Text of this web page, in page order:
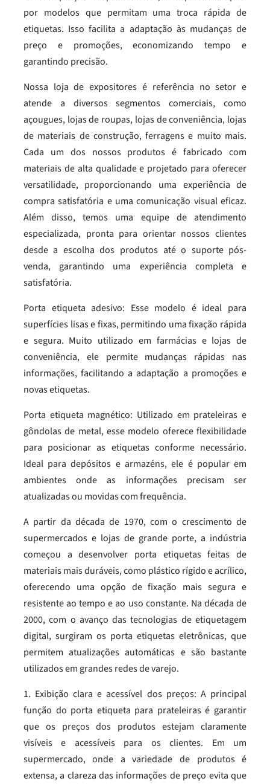
por modelos que permitam uma troca rápida de
etiquetas. Isso facilita a adaptação às mudanças de
preço e promoções, economizando tempo e
garantindo precisão.
Nossa loja de expositores é referência no setor e
atende a diversos segmentos comerciais, como
açougues, lojas de roupas, lojas de conveniência, lojas
de materiais de construção, ferragens e muito mais.
Cada um dos nossos produtos é fabricado com
materiais de alta qualidade e projetado para oferecer
versatilidade, proporcionando uma experiência de
compra satisfatória e uma comunicação visual eficaz.
Além disso, temos uma equipe de atendimento
especializada, pronta para orientar nossos clientes
desde a escolha dos produtos até o suporte pós-
venda, garantindo uma experiência completa e
satisfatória.
Porta etiqueta adesivo: Esse modelo é ideal para
superfícies lisas e fixas, permitindo uma fixação rápida
e segura. Muito utilizado em farmácias e lojas de
conveniência, ele permite mudanças rápidas nas
informações, facilitando a adaptação a promoções e
novas etiquetas.
Porta etiqueta magnético: Utilizado em prateleiras e
gôndolas de metal, esse modelo oferece flexibilidade
para posicionar as etiquetas conforme necessário.
Ideal para depósitos e armazéns, ele é popular em
ambientes onde as informações precisam ser
atualizadas ou movidas com frequência.
A partir da década de 1970, com o crescimento de
supermercados e lojas de grande porte, a indústria
começou a desenvolver porta etiquetas feitas de
materiais mais duráveis, como plástico rígido e acrílico,
oferecendo uma opção de fixação mais segura e
resistente ao tempo e ao uso constante. Na década de
2000, com o avanço das tecnologias de etiquetagem
digital, surgiram os porta etiquetas eletrônicas, que
permitem atualizações automáticas e são bastante
utilizados em grandes redes de varejo.
1. Exibição clara e acessível dos preços: A principal
função do porta etiqueta para prateleiras é garantir
que os preços dos produtos estejam claramente
visíveis e acessíveis para os clientes. Em um
supermercado, onde a variedade de produtos é
extensa, a clareza das informações de preço evita que